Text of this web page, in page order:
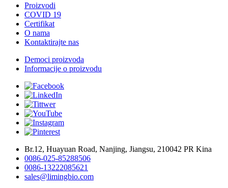
Proizvodi
COVID 19
Certifikat
O nama
Kontaktirajte nas
Democi proizvoda
Informacije o proizvodu
Br.12, Huayuan Road, Nanjing, Jiangsu, 210042 PR Kina
0086-025-85288506
0086-13222085621
sales@limingbio.com